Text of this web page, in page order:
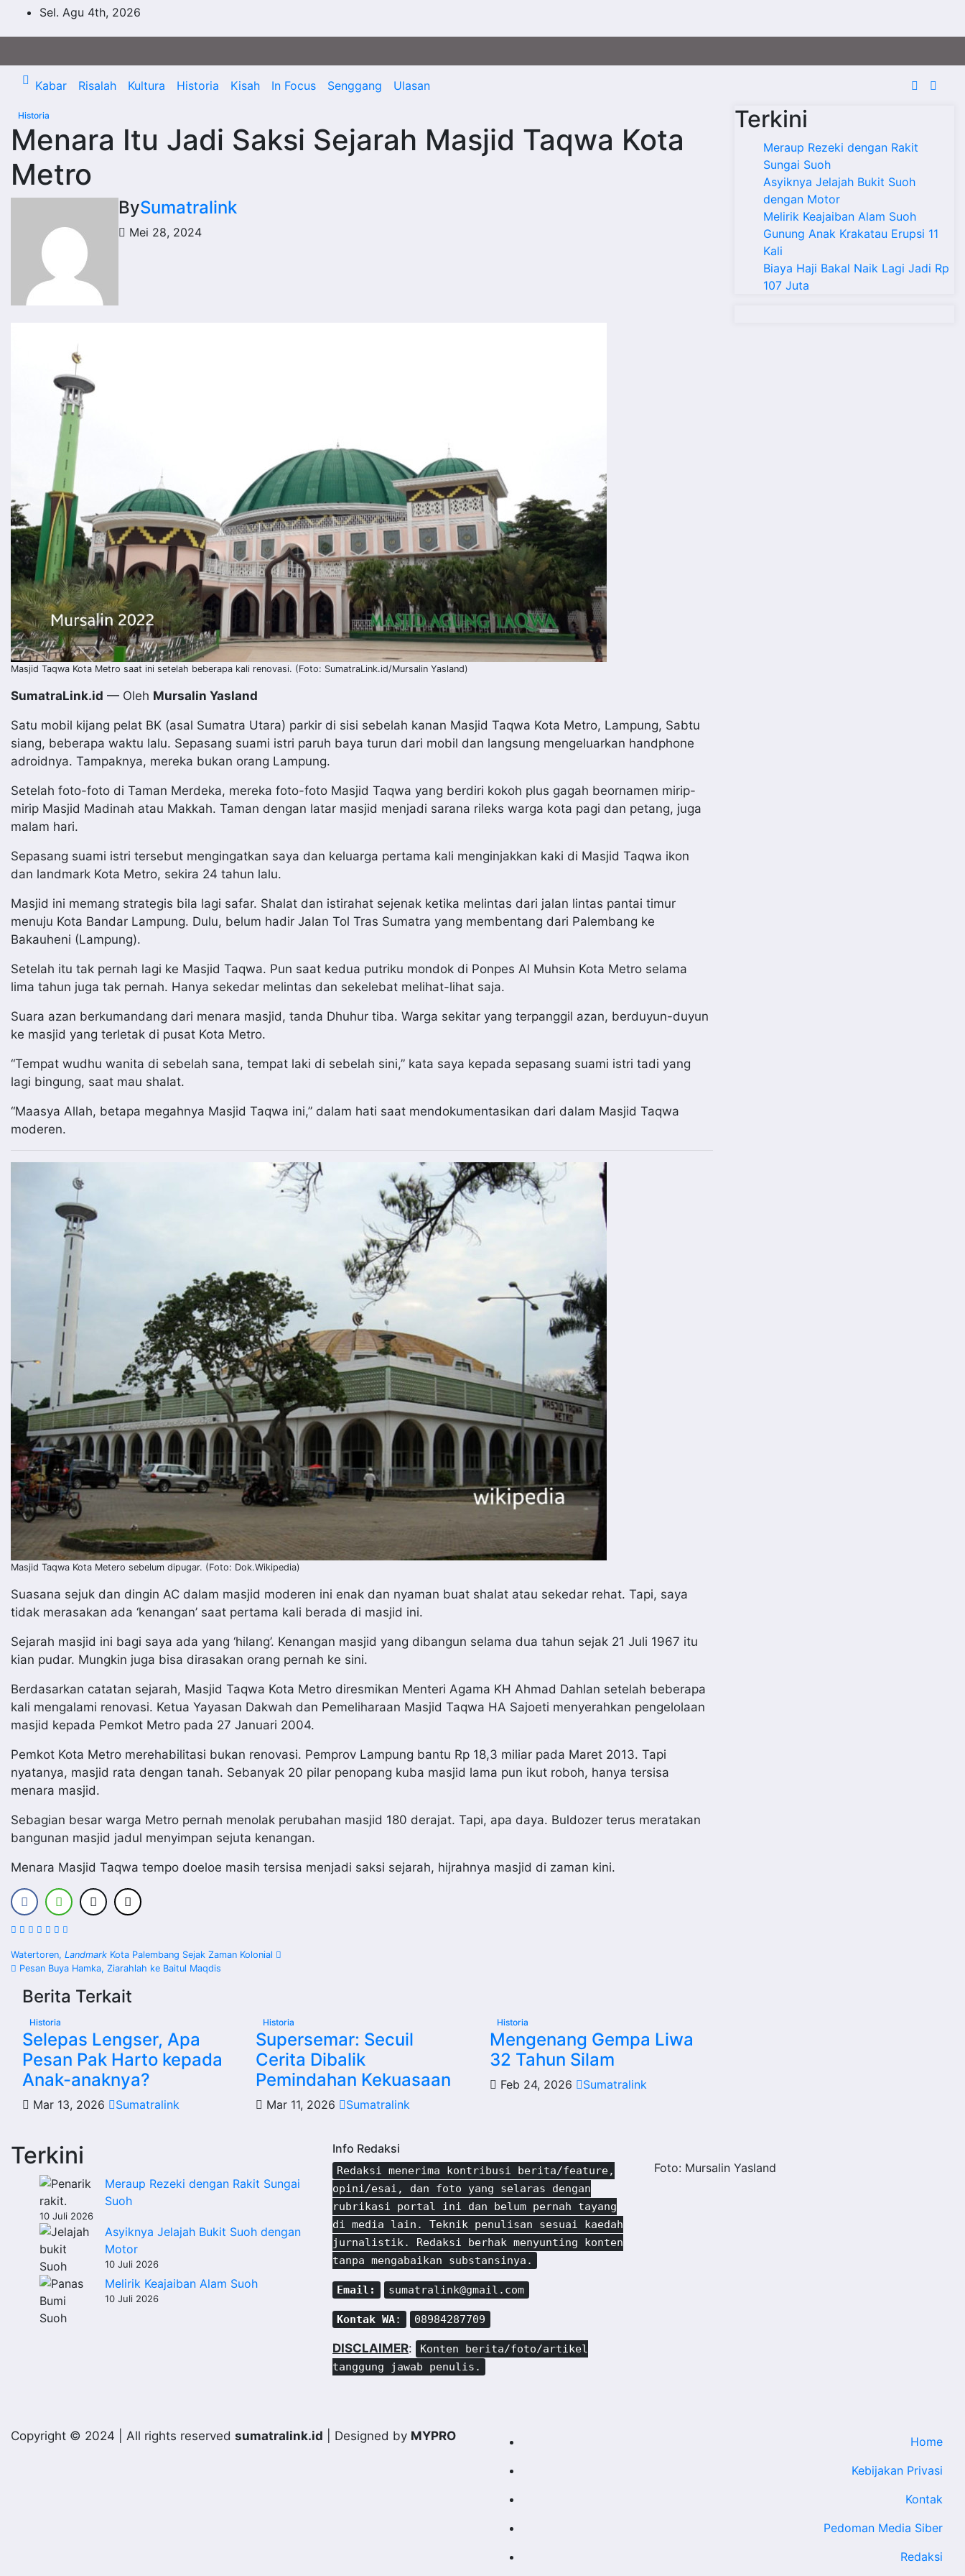
Sel. Agu 4th, 2026
Kabar Risalah Kultura Historia Kisah In Focus Senggang Ulasan
Historia
Menara Itu Jadi Saksi Sejarah Masjid Taqwa Kota
Metro
BySumatralink
Mei 28, 2024
Masjid Taqwa Kota Metro saat ini setelah beberapa kali renovasi. (Foto: SumatraLink.id/Mursalin Yasland)
SumatraLink.id — Oleh Mursalin Yasland
Satu mobil kijang pelat BK (asal Sumatra Utara) parkir di sisi sebelah kanan Masjid Taqwa Kota Metro, Lampung, Sabtu
siang, beberapa waktu lalu. Sepasang suami istri paruh baya turun dari mobil dan langsung mengeluarkan handphone
adroidnya. Tampaknya, mereka bukan orang Lampung.
Setelah foto-foto di Taman Merdeka, mereka foto-foto Masjid Taqwa yang berdiri kokoh plus gagah beornamen mirip-
mirip Masjid Madinah atau Makkah. Taman dengan latar masjid menjadi sarana rileks warga kota pagi dan petang, juga
malam hari.
Sepasang suami istri tersebut mengingatkan saya dan keluarga pertama kali menginjakkan kaki di Masjid Taqwa ikon
dan landmark Kota Metro, sekira 24 tahun lalu.
Masjid ini memang strategis bila lagi safar. Shalat dan istirahat sejenak ketika melintas dari jalan lintas pantai timur
menuju Kota Bandar Lampung. Dulu, belum hadir Jalan Tol Tras Sumatra yang membentang dari Palembang ke
Bakauheni (Lampung).
Setelah itu tak pernah lagi ke Masjid Taqwa. Pun saat kedua putriku mondok di Ponpes Al Muhsin Kota Metro selama
lima tahun juga tak pernah. Hanya sekedar melintas dan sekelebat melihat-lihat saja.
Suara azan berkumandang dari menara masjid, tanda Dhuhur tiba. Warga sekitar yang terpanggil azan, berduyun-duyun
ke masjid yang terletak di pusat Kota Metro.
“Tempat wudhu wanita di sebelah sana, tempat laki di sebelah sini,” kata saya kepada sepasang suami istri tadi yang
lagi bingung, saat mau shalat.
“Maasya Allah, betapa megahnya Masjid Taqwa ini,” dalam hati saat mendokumentasikan dari dalam Masjid Taqwa
moderen.
Masjid Taqwa Kota Metero sebelum dipugar. (Foto: Dok.Wikipedia)
Suasana sejuk dan dingin AC dalam masjid moderen ini enak dan nyaman buat shalat atau sekedar rehat. Tapi, saya
tidak merasakan ada ‘kenangan’ saat pertama kali berada di masjid ini.
Sejarah masjid ini bagi saya ada yang ‘hilang’. Kenangan masjid yang dibangun selama dua tahun sejak 21 Juli 1967 itu
kian pudar. Mungkin juga bisa dirasakan orang pernah ke sini.
Berdasarkan catatan sejarah, Masjid Taqwa Kota Metro diresmikan Menteri Agama KH Ahmad Dahlan setelah beberapa
kali mengalami renovasi. Ketua Yayasan Dakwah dan Pemeliharaan Masjid Taqwa HA Sajoeti menyerahkan pengelolaan
masjid kepada Pemkot Metro pada 27 Januari 2004.
Pemkot Kota Metro merehabilitasi bukan renovasi. Pemprov Lampung bantu Rp 18,3 miliar pada Maret 2013. Tapi
nyatanya, masjid rata dengan tanah. Sebanyak 20 pilar penopang kuba masjid lama pun ikut roboh, hanya tersisa
menara masjid.
Sebagian besar warga Metro pernah menolak perubahan masjid 180 derajat. Tapi, apa daya. Buldozer terus meratakan
bangunan masjid jadul menyimpan sejuta kenangan.
Menara Masjid Taqwa tempo doeloe masih tersisa menjadi saksi sejarah, hijrahnya masjid di zaman kini.
Navigasi
pos
Watertoren, Landmark Kota Palembang Sejak Zaman Kolonial
Pesan Buya Hamka, Ziarahlah ke Baitul Maqdis
Berita Terkait
Historia
Selepas Lengser, Apa
Pesan Pak Harto kepada
Anak-anaknya?
Mar 13, 2026 Sumatralink
Historia
Supersemar: Secuil
Cerita Dibalik
Pemindahan Kekuasaan
Mar 11, 2026 Sumatralink
Historia
Mengenang Gempa Liwa
32 Tahun Silam
Feb 24, 2026 Sumatralink
Terkini
Meraup Rezeki dengan Rakit
Sungai Suoh
Asyiknya Jelajah Bukit Suoh
dengan Motor
Melirik Keajaiban Alam Suoh
Gunung Anak Krakatau Erupsi 11
Kali
Biaya Haji Bakal Naik Lagi Jadi Rp
107 Juta
Terkini
Meraup Rezeki dengan Rakit Sungai
Suoh
10 Juli 2026
Asyiknya Jelajah Bukit Suoh dengan
Motor
10 Juli 2026
Melirik Keajaiban Alam Suoh
10 Juli 2026
Info Redaksi
Redaksi menerima kontribusi berita/feature,
opini/esai, dan foto yang selaras dengan
rubrikasi portal ini dan belum pernah tayang
di media lain. Teknik penulisan sesuai kaedah
jurnalistik. Redaksi berhak menyunting konten
tanpa mengabaikan substansinya.
Email: sumatralink@gmail.com
Kontak WA: 08984287709
DISCLAIMER:
Konten berita/foto/artikel
tanggung jawab penulis.
Foto: Mursalin Yasland
Copyright © 2024 | All rights reserved sumatralink.id | Designed by MYPRO
Home
Kebijakan Privasi
Kontak
Pedoman Media Siber
Redaksi